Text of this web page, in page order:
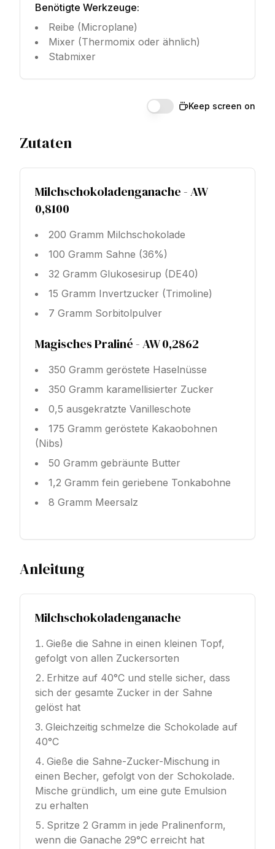
Benötigte Werkzeuge:
Reibe (Microplane)
Mixer (Thermomix oder ähnlich)
Stabmixer
Keep screen on
Zutaten
Milchschokoladenganache - AW
0,8100
200 Gramm Milchschokolade
100 Gramm Sahne (36%)
32 Gramm Glukosesirup (DE40)
15 Gramm Invertzucker (Trimoline)
7 Gramm Sorbitolpulver
Magisches Praliné - AW 0,2862
350 Gramm geröstete Haselnüsse
350 Gramm karamellisierter Zucker
0,5 ausgekratzte Vanilleschote
175 Gramm geröstete Kakaobohnen
(Nibs)
50 Gramm gebräunte Butter
1,2 Gramm fein geriebene Tonkabohne
8 Gramm Meersalz
Anleitung
Milchschokoladenganache
Gieße die Sahne in einen kleinen Topf,
gefolgt von allen Zuckersorten
Erhitze auf 40°C und stelle sicher, dass
sich der gesamte Zucker in der Sahne
gelöst hat
Gleichzeitig schmelze die Schokolade auf
40°C
Gieße die Sahne-Zucker-Mischung in
einen Becher, gefolgt von der Schokolade.
Mische gründlich, um eine gute Emulsion
zu erhalten
Spritze 2 Gramm in jede Pralinenform,
wenn die Ganache 29°C erreicht hat